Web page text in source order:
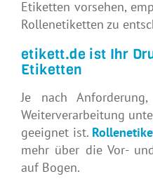
Etiketten vorsehen,
Rollenetiketten zu
etikett.de ist Ihr
Etiketten
Je nach
Weiterverarbeitung
geeignet ist.
mehr über die Vor-
auf Bogen.